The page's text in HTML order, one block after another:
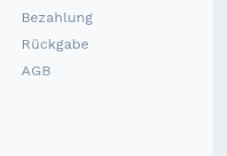
Bezahlung
Rückgabe
AGB